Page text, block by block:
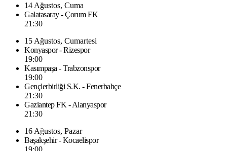
14 Ağustos, Cuma
Galatasaray - Çorum FK
21:30
15 Ağustos, Cumartesi
Konyaspor - Rizespor
19:00
Kasımpaşa - Trabzonspor
19:00
Gençlerbirliği S.K. - Fenerbahçe
21:30
Gaziantep FK - Alanyaspor
21:30
16 Ağustos, Pazar
Başakşehir - Kocaelispor
19:00